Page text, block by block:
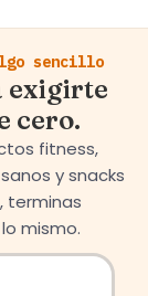
sencillo
exigirte
cero.
fitness,
y snacks
terminas
mismo.